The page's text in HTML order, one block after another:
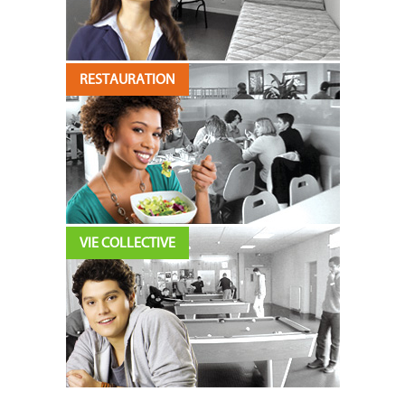
RESTAURATION
VIE COLLECTIVE